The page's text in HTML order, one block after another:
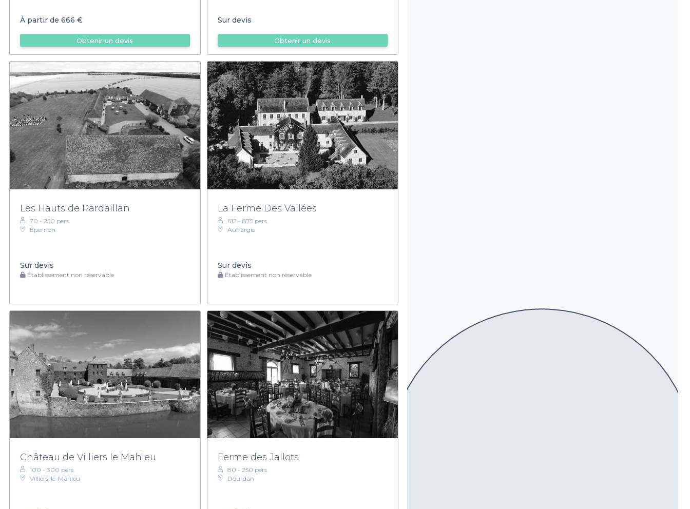
À partir de 666 €
Obtenir un devis
Sur devis
Obtenir un devis
Les Hauts de Pardaillan
70 - 250 pers.
Épernon
Sur devis
Établissement non réservable
La Ferme Des Vallées
612 - 875 pers.
Auffargis
Sur devis
Établissement non réservable
Château de Villiers le Mahieu
100 - 300 pers.
Villiers-le-Mahieu
Ferme des Jallots
80 - 250 pers.
Dourdan